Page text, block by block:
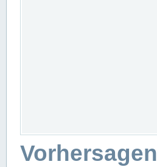
Vorhersagen